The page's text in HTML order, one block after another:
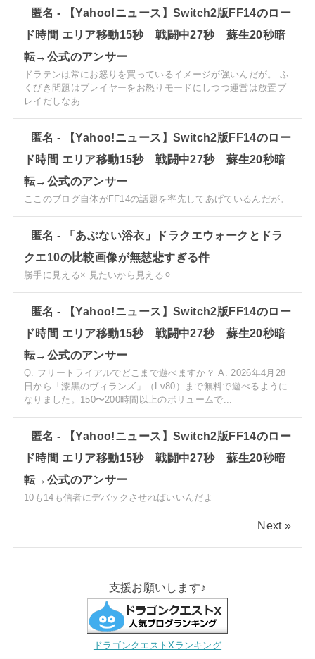
匿名-
【Yahoo!ニュース】Switch2版FF14のロー
ド時間 エリア移動15秒 戦闘中27秒 蘇生20秒暗
転→公式のアンサー
ドラテンは常にお怒りを買っているイメージが強いんだが。 ふ
くびき問題はプレイヤーをお怒りモードにしつつ運営は放置プ
レイだしなあ
匿名-
【Yahoo!ニュース】Switch2版FF14のロー
ド時間 エリア移動15秒 戦闘中27秒 蘇生20秒暗
転→公式のアンサー
ここのブログ自体がFF14の話題を率先してあげているんだが。
匿名-
「あぶない浴衣」ドラクエウォークとドラ
クエ10の比較画像が無慈悲すぎる件
勝手に見える× 見たいから見える⚪︎
匿名-
【Yahoo!ニュース】Switch2版FF14のロー
ド時間 エリア移動15秒 戦闘中27秒 蘇生20秒暗
転→公式のアンサー
Q. フリートライアルでどこまで遊べますか？ A. 2026年4月28
日から「漆黒のヴィランズ」（Lv80）まで無料で遊べるように
なりました。150〜200時間以上のボリュームで...
匿名-
【Yahoo!ニュース】Switch2版FF14のロー
ド時間 エリア移動15秒 戦闘中27秒 蘇生20秒暗
転→公式のアンサー
10も14も信者にデバックさせればいいんだよ
Next »
支援お願いします♪
ドラゴンクエストXランキング